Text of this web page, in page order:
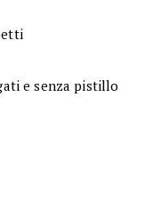
e senza pistillo